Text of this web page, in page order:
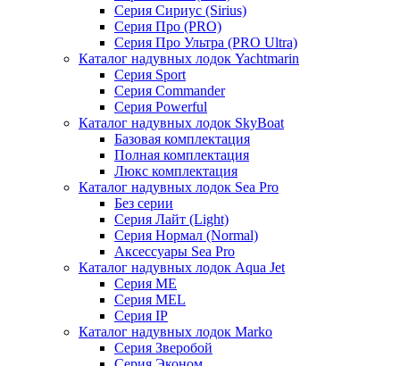
Серия Сириус (Sirius)
Серия Про (PRO)
Серия Про Ультра (PRO Ultra)
Каталог надувных лодок Yachtmarin
Серия Sport
Серия Commander
Серия Powerful
Каталог надувных лодок SkyBoat
Базовая комплектация
Полная комплектация
Люкс комплектация
Каталог надувных лодок Sea Pro
Без серии
Серия Лайт (Light)
Серия Нормал (Normal)
Аксессуары Sea Pro
Каталог надувных лодок Aqua Jet
Серия ME
Серия MEL
Серия IP
Каталог надувных лодок Marko
Серия Зверобой